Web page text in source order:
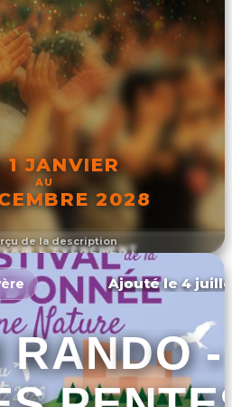
de la description
1 JANVIER
AU
2028
L'ÉVÉNEMENT
Ajouté le 4
RANDO -